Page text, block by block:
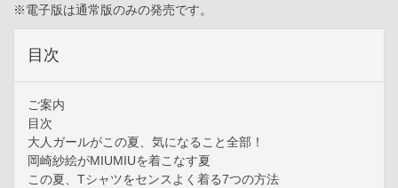
※電子版は通常版のみの発売です。
目次
ご案内
目次
大人ガールがこの夏、気になること全部！
岡崎紗絵がMIUMIUを着こなす夏
この夏、Tシャツをセンスよく着る7つの方法